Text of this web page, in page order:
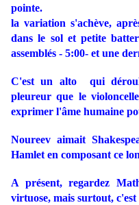
pointe.
la variation s'achève,
dans le sol et petite
assemblés - 5:00- et une
C'est un alto qui
pleureur que le
exprimer l'âme humaine
Noureev aimait
Hamlet en composant ce
A présent, regardez
virtuose, mais surtout,